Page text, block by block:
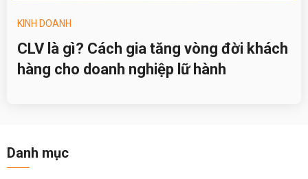
KINH DOANH
CLV là gì? Cách gia tăng vòng đời khách
hàng cho doanh nghiệp lữ hành
Danh mục